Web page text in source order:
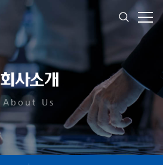
회사소개
About Us